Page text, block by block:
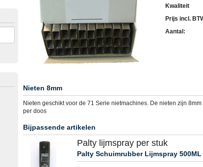
Kwaliteit
Prijs incl.
Aantal:
Nieten 8mm
Nieten geschikt voor de 71 Serie nietmachines. De nieten zijn
per doos
Bijpassende artikelen
Palty lijmspray per stuk
Palty Schuimrubber Lijmspray 500ML